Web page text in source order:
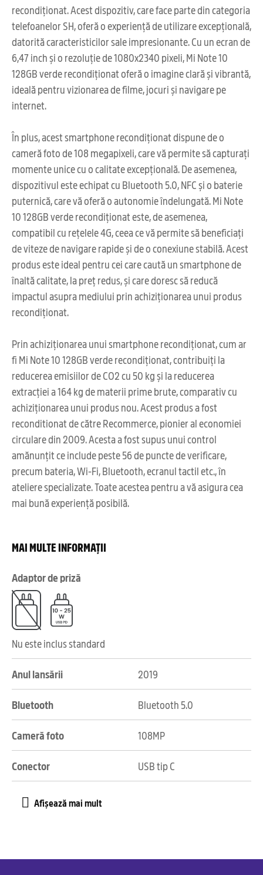
recondiționat. Acest dispozitiv, care face parte din categoria
telefoanelor SH, oferă o experiență de utilizare excepțională,
datorită caracteristicilor sale impresionante. Cu un ecran de
6,47 inch și o rezoluție de 1080x2340 pixeli, Mi Note 10
128GB verde recondiționat oferă o imagine clară și vibrantă,
ideală pentru vizionarea de filme, jocuri și navigare pe
internet.
În plus, acest smartphone recondiționat dispune de o
cameră foto de 108 megapixeli, care vă permite să capturați
momente unice cu o calitate excepțională. De asemenea,
dispozitivul este echipat cu Bluetooth 5.0, NFC și o baterie
puternică, care vă oferă o autonomie îndelungată. Mi Note
10 128GB verde recondiționat este, de asemenea,
compatibil cu rețelele 4G, ceea ce vă permite să beneficiați
de viteze de navigare rapide și de o conexiune stabilă. Acest
produs este ideal pentru cei care caută un smartphone de
înaltă calitate, la preț redus, și care doresc să reducă
impactul asupra mediului prin achiziționarea unui produs
recondiționat.
Prin achiziționarea unui smartphone recondiționat, cum ar
fi Mi Note 10 128GB verde recondiționat, contribuiți la
reducerea emisiilor de CO2 cu 50 kg și la reducerea
extracției a 164 kg de materii prime brute, comparativ cu
achiziționarea unui produs nou. Acest produs a fost
reconditionat de către Recommerce, pionier al economiei
circulare din 2009. Acesta a fost supus unui control
amănunțit ce include peste 56 de puncte de verificare,
precum bateria, Wi-Fi, Bluetooth, ecranul tactil etc., în
ateliere specializate. Toate acestea pentru a vă asigura cea
mai bună experiență posibilă.
MAI MULTE INFORMAȚII
Adaptor de priză
Nu este inclus standard
Anul lansării 2019
Bluetooth Bluetooth 5.0
Cameră foto 108MP
Conector USB tip C